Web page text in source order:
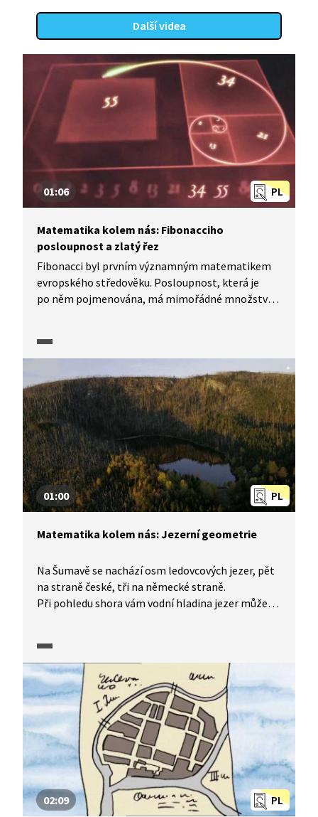
Další videa
PL
01:06
Matematika kolem nás: Fibonacciho
posloupnost a zlatý řez
Fibonacci byl prvním významným matematikem
evropského středověku. Posloupnost, která je
po něm pojmenována, má mimořádné množství
a proč je důležitý? A znáte podivuhodné vlastnosti
více, vyřešte úlohy z pracovního listu.
PL
01:00
Matematika kolem nás: Jezerní geometrie
Na Šumavě se nachází osm ledovcových jezer, pět
na straně české, tři na německé straně.
Při pohledu shora vám vodní hladina jezer může
planimetrické úlohy.
PL
02:09